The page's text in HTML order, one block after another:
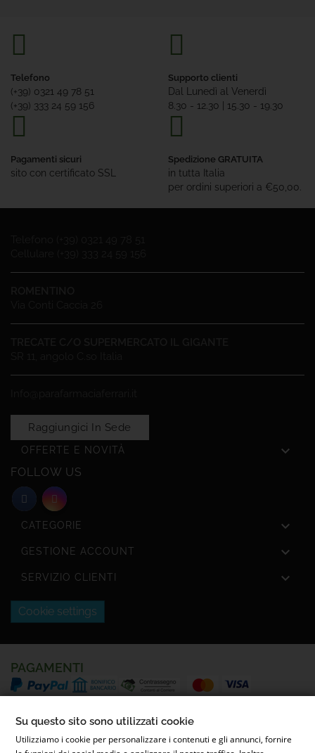
Telefono
(+39) 0321 49 78 51
(+39) 333 24 59 156
Supporto clienti
Dal Lunedì al Venerdì
8.30 - 12.30 | 15.30 - 19.30
Pagamenti sicuri
sito con certificato SSL
Spedizione GRATUITA
in tutta Italia
per ordini superiori a €50,00.
Raggiungici In Sede
OFFERTE E NOVITÀ 
FOLLOW US
CATEGORIE 
GESTIONE ACCOUNT 
SERVIZIO CLIENTI 
Cookie settings
PAGAMENTI
Su questo sito sono utilizzati cookie
Utilizziamo i cookie per personalizzare i contenuti e gli annunci, fornire